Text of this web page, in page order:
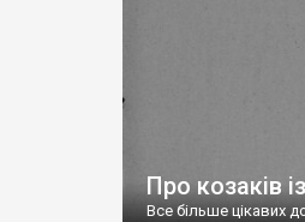
Про козаків
Все більше цікавих